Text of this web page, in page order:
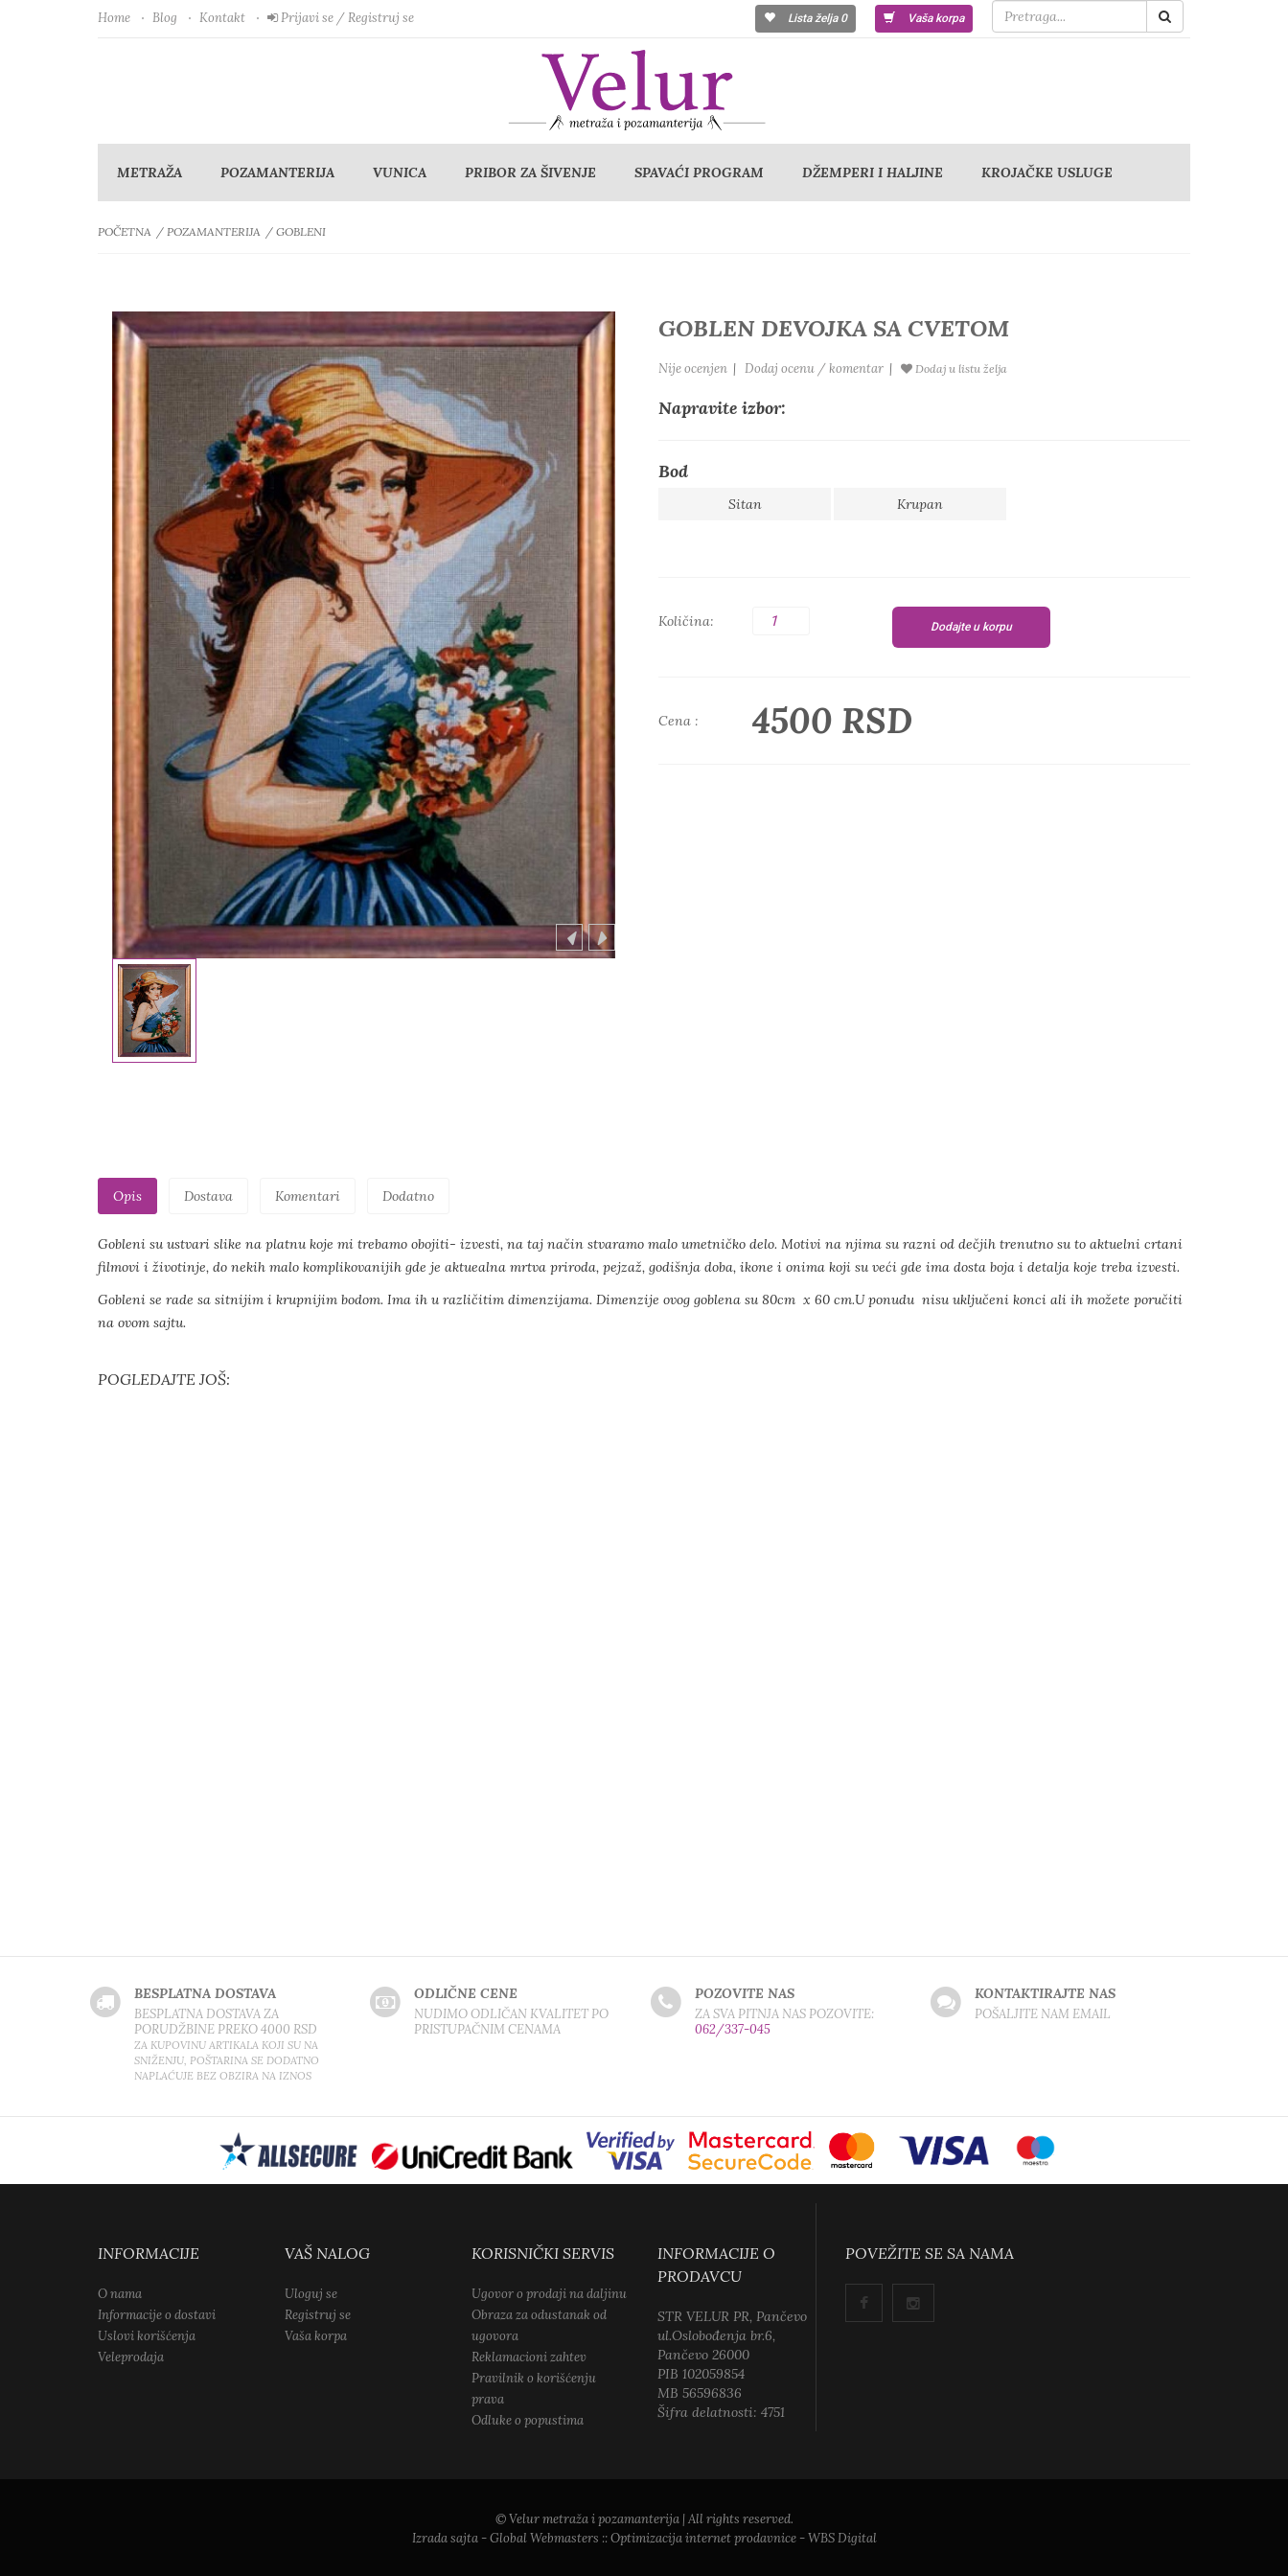
Home Blog Kontakt Prijavi se / Registruj se Lista želja 0 Vaša korpa
METRAŽA POZAMANTERIJA VUNICA PRIBOR ZA ŠIVENJE SPAVAĆI PROGRAM DŽEMPERI I HALJINE KROJAČKE USLUGE
POČETNA POZAMANTERIJA GOBLENI
GOBLEN DEVOJKA SA CVETOM
Nije ocenjen | Dodaj ocenu / komentar | Dodaj u listu želja
Napravite izbor:
Bod
Sitan Krupan
Količina: Dodajte u korpu
Cena : 4500 RSD
Opis Dostava Komentari Dodatno
Gobleni su ustvari slike na platnu koje mi trebamo obojiti- izvesti, na taj način stvaramo malo umetničko delo. Motivi na njima su razni od dečjih trenutno su to aktuelni crtani
filmovi i životinje, do nekih malo komplikovanijih gde je aktuealna mrtva priroda, pejzaž, godišnja doba, ikone i onima koji su veći gde ima dosta boja i detalja koje treba izvesti.
Gobleni se rade sa sitnijim i krupnijim bodom. Ima ih u različitim dimenzijama. Dimenzije ovog goblena su 80cm x 60 cm.U ponudu nisu uključeni konci ali ih možete poručiti
na ovom sajtu.
POGLEDAJTE JOŠ:
BESPLATNA DOSTAVA
BESPLATNA DOSTAVA ZA
PORUDŽBINE PREKO 4000 RSD
ZA KUPOVINU ARTIKALA KOJI SU NA
SNIŽENJU, POŠTARINA SE DODATNO
NAPLAĆUJE BEZ OBZIRA NA IZNOS
ODLIČNE CENE
NUDIMO ODLIČAN KVALITET PO
PRISTUPAČNIM CENAMA
POZOVITE NAS
ZA SVA PITNJA NAS POZOVITE:
062/337-045
KONTAKTIRAJTE NAS
POŠALJITE NAM EMAIL
INFORMACIJE
O nama
Informacije o dostavi
Uslovi korišćenja
Veleprodaja
VAŠ NALOG
Uloguj se
Registruj se
Vaša korpa
KORISNIČKI SERVIS
Ugovor o prodaji na daljinu
Obraza za odustanak od
ugovora
Reklamacioni zahtev
Pravilnik o korišćenju
prava
Odluke o popustima
INFORMACIJE O
PRODAVCU
STR VELUR PR, Pančevo
ul.Oslobođenja br.6,
Pančevo 26000
PIB 102059854
MB 56596836
Šifra delatnosti: 4751
POVEŽITE SE SA NAMA
© Velur metraža i pozamanterija | All rights reserved.
Izrada sajta- Global Webmasters ::Optimizacija internet prodavnice- WBS Digital